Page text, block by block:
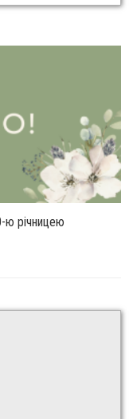
ю річницею